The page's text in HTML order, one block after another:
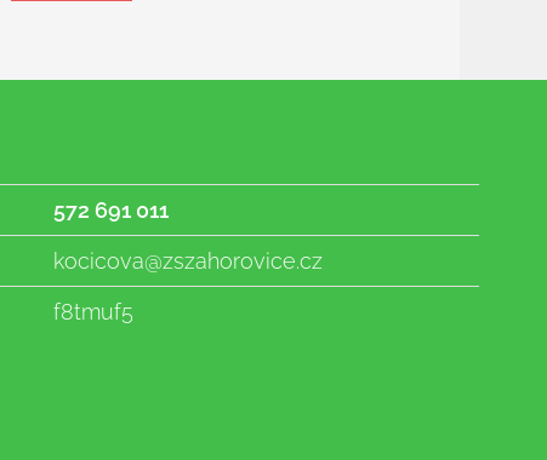
572 691 011
kocicova@zszahorovice.cz
f8tmuf5